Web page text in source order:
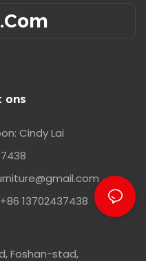
ons
Cindy Lai
13702437438
Foshan-stad,